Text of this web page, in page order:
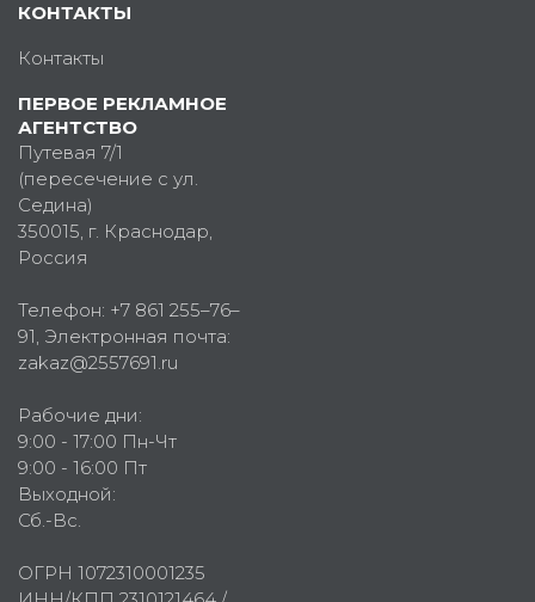
КОНТАКТЫ
Контакты
ПЕРВОЕ РЕКЛАМНОЕ
АГЕНТСТВО
Путевая 7/1
(пересечение с ул.
Седина)
350015, г. Краснодар,
Россия
Телефон: +7 861 255–76–
91, Электронная почта:
zakaz@2557691.ru
Рабочие дни:
9:00 - 17:00 Пн-Чт
9:00 - 16:00 Пт
Выходной:
Сб.-Вс.
ОГРН 1072310001235